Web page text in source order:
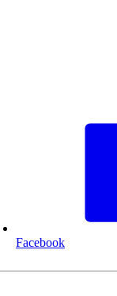
Facebook